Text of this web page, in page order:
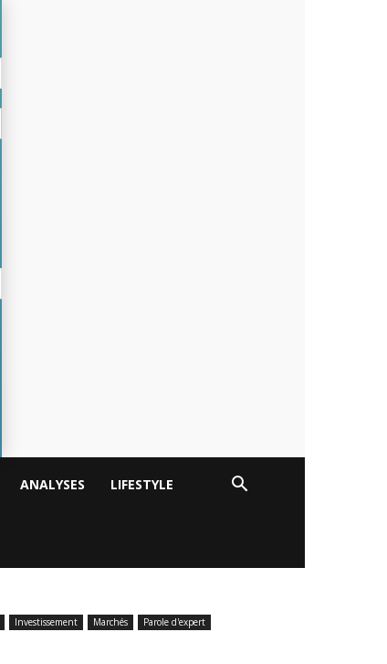
ANALYSES LIFESTYLE
Investissement Marchés
Parole d'expert